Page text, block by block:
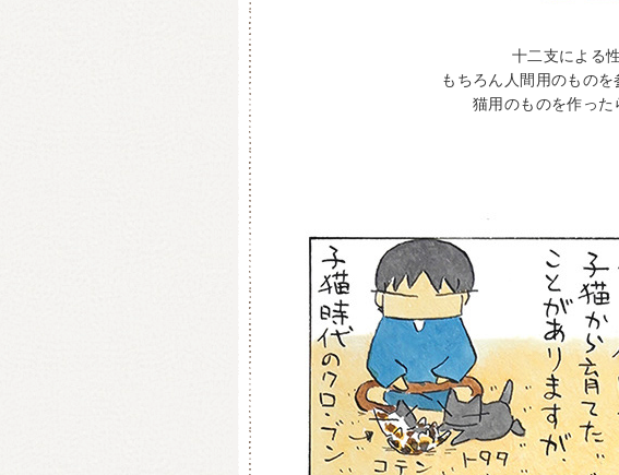
十二支による
もちろん人間用のものを
猫用のものを作った